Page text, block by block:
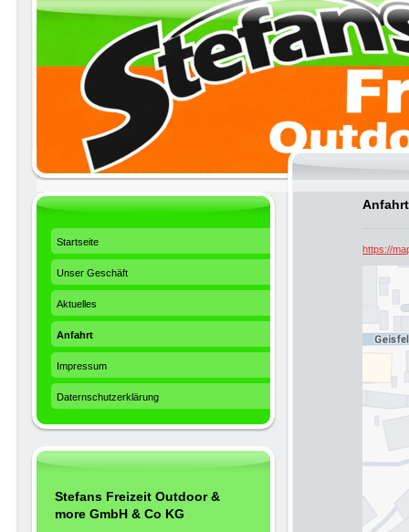
Anfahrt
https://
Startseite
Unser Geschäft
Aktuelles
Anfahrt
Impressum
Daternschutzerklärung
Stefans Freizeit Outdoor &
more GmbH & Co KG